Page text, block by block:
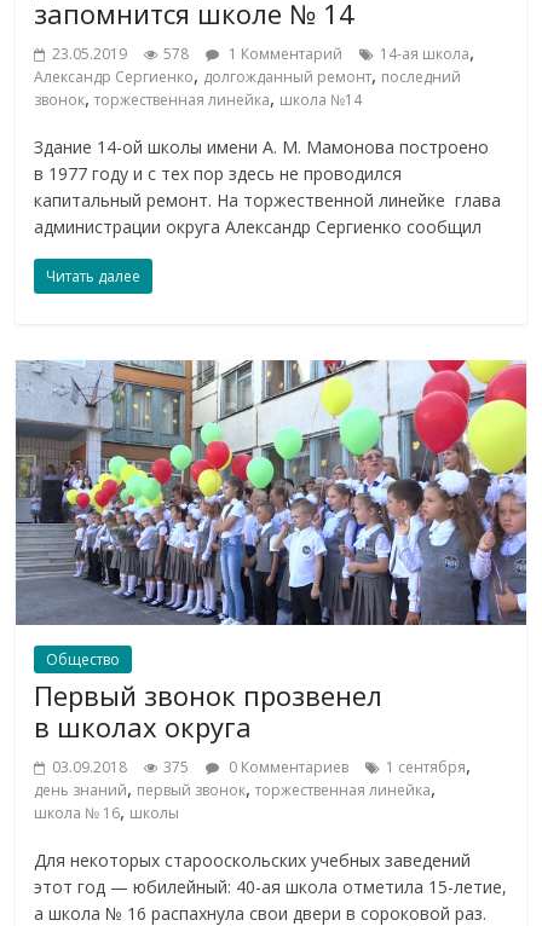
запомнится школе № 14
23.05.2019 578 1 Комментарий 14-ая школа,
Александр Сергиенко, долгожданный ремонт, последний
звонок,торжественная линейка, школа №14
Здание 14-ой школы имени А. М. Мамонова построено
в 1977 году и с тех пор здесь не проводился
капитальный ремонт. На торжественной линейке глава
администрации округа Александр Сергиенко сообщил
Читать далее
Общество
Первый звонок прозвенел
в школах округа
03.09.2018 375 0 Комментариев 1 сентября,
день знаний, первый звонок,торжественная линейка,
школа № 16, школы
Для некоторых старооскольских учебных заведений
этот год — юбилейный: 40-ая школа отметила 15-летие,
а школа № 16 распахнула свои двери в сороковой раз.